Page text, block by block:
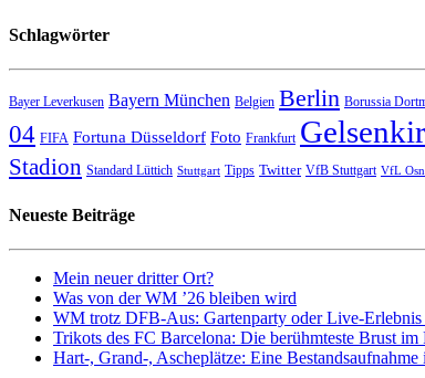
Schlagwörter
Bayer Leverkusen Bayern München Belgien Berlin Borussia
04 FIFA Fortuna Düsseldorf Foto Frankfurt
Stadion Standard Lüttich Stuttgart Tipps Twitter VfB Stuttgart VfL
Neueste Beiträge
Mein neuer dritter Ort?
Was von der WM ’26 bleiben wird
WM trotz DFB-Aus: Gartenparty oder Live-Erlebnis
Trikots des FC Barcelona: Die berühmteste Brust im
Hart-, Grand-, Ascheplätze: Eine Bestandsaufnahme